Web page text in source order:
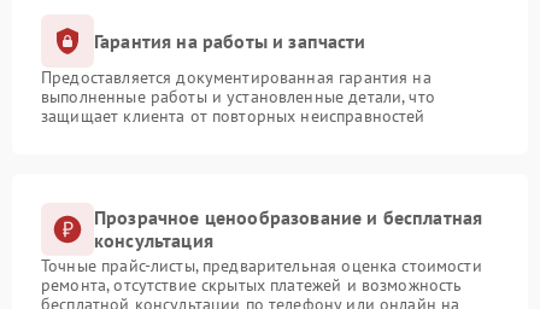
Гарантия на работы и запчасти
Предоставляется документированная гарантия на
выполненные работы и установленные детали, что
защищает клиента от повторных неисправностей
Прозрачное ценообразование и бесплатная
консультация
Точные прайс-листы, предварительная оценка стоимости
ремонта, отсутствие скрытых платежей и возможность